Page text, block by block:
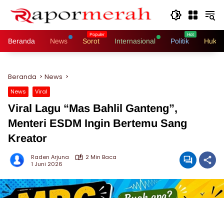
Beranda News Sorot Internasional Politik
Beranda News
News Viral
Viral Lagu “Mas Bahlil Ganteng”,
Menteri ESDM Ingin Bertemu Sang
Kreator
Raden Arjuna
2 Min Baca
1 Juni 2026